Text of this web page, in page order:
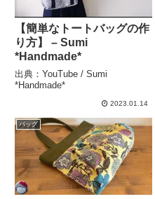
【簡単なトートバッグの作
り方】 – Sumi
*Handmade*
出典：YouTube / Sumi
*Handmade*
2023.01.14
バッグ